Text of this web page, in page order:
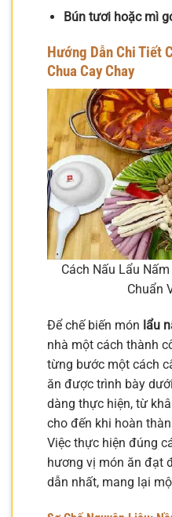
Bún tươi hoặc mì
Hướng Dẫn Chi Tiết
Chua Cay Chay
Cách Nấu Lẩu
Chuẩn
Để chế biến món lẩu
nhà một cách thành
từng bước một cách
ăn được trình bày
dàng thực hiện, từ
cho đến khi hoàn
Việc thực hiện đúng
hương vị món ăn đạt
dẫn nhất, mang lại